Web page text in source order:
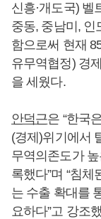
신흥·개도국) 벨
중동, 중남미, 인
함으로써 현재
유무역협정) 경
을 세웠다.
안덕근은 “한국
(경제)위기에서
무역의존도가
록했다”며 “침
는 수출 확대를
요하다”고 강조